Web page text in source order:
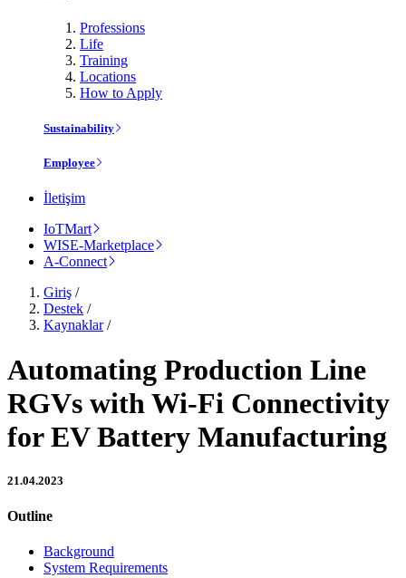
Professions
Life
Training
Locations
How to Apply
Sustainability
Employee
İletişim
IoTMart
WISE-Marketplace
A-Connect
Giriş /
Destek /
Kaynaklar/
Automating Production Line
RGVs with Wi-Fi Connectivity
for EV Battery Manufacturing
21.04.2023
Outline
Background
System Requirements